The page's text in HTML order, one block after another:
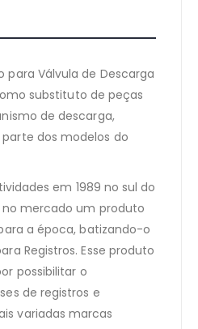
para Válvula de Descarga
substituto de peças
de descarga,
dos modelos do
em 1989 no sul do
no mercado um produto
a época, batizando-o
Registros. Esse produto
possibilitar o
de registros e
variadas marcas